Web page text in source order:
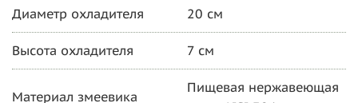
Диаметр охладителя 20 см
Высота охладителя 7 см
Материал змеевика
Пищевая нержавеющая